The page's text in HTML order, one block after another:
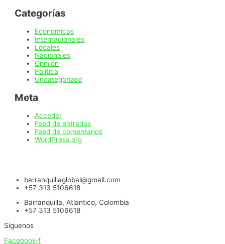
Categorías
Economicas
Internacionales
Locales
Nacionales
Opinión
Política
Uncategorized
Meta
Acceder
Feed de entradas
Feed de comentarios
WordPress.org
barranquillaglobal@gmail.com
+57 313 5106618
Barranquilla, Atlantico, Colombia
+57 313 5106618
Síguenos
Facebook-f